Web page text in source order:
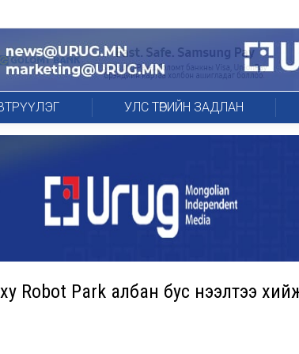
УЛС ТӨРИЙН ЗАДЛАН
Robot Park албан бус нээлтээ